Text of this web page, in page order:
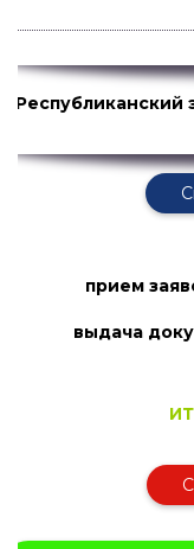
Республиканский
прием
выдача